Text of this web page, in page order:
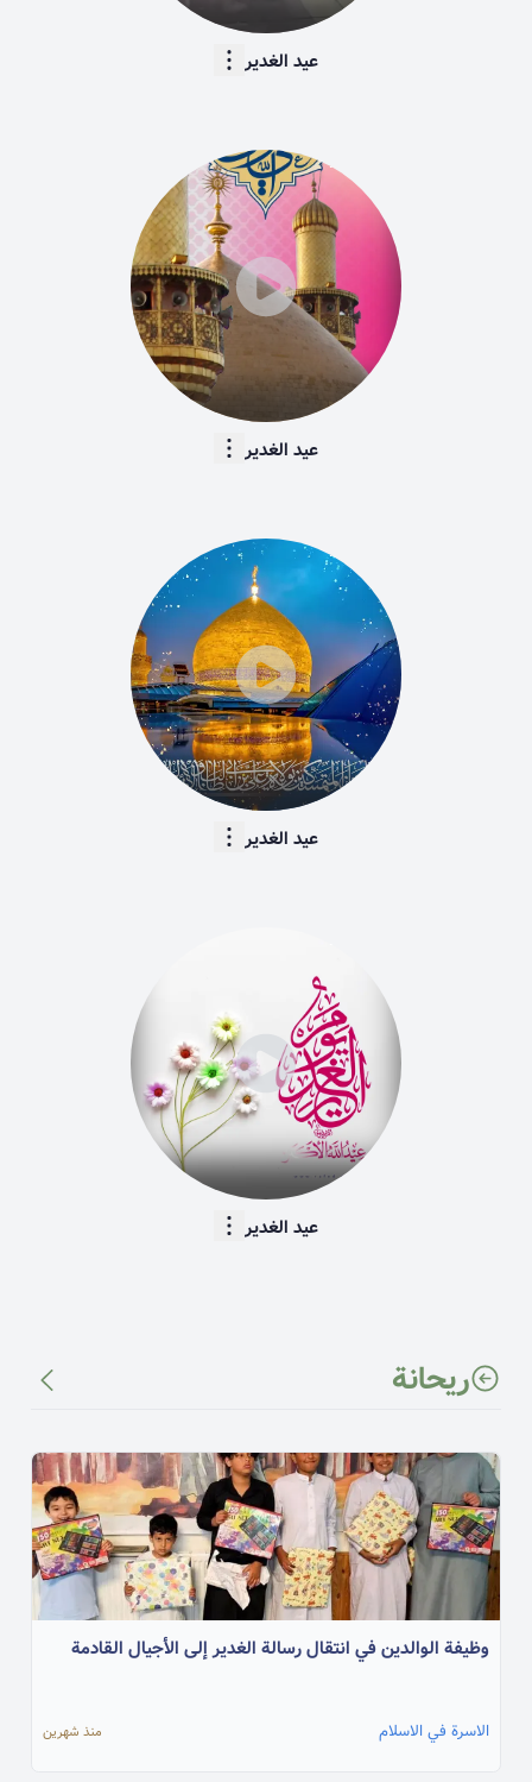
عید الغدیر
238
عید الغدیر
260
عید الغدیر
عید الغدیر
ريحانة
وظيفة الوالدين في انتقال رسالة الغدير إلى الأجيال القادمة
الاسرة في الاسلام منذ شهرين